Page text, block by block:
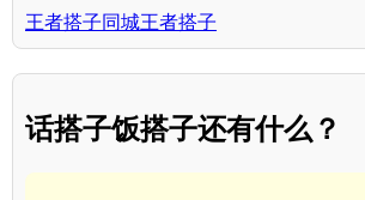
王者搭子同城王者搭子
话搭子饭搭子还有什么？